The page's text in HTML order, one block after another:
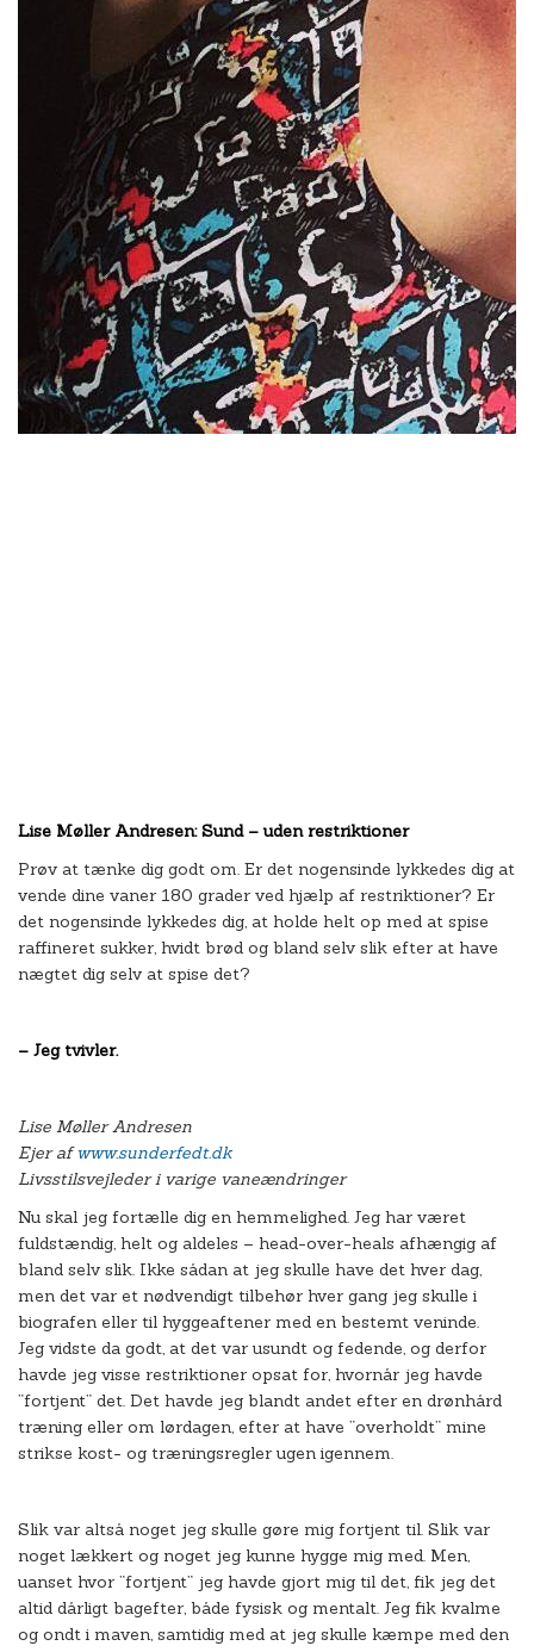
Lise Møller Andresen: Sund – uden restriktioner
Prøv at tænke dig godt om. Er det nogensinde lykkedes dig at
vende dine vaner 180 grader ved hjælp af restriktioner? Er
det nogensinde lykkedes dig, at holde helt op med at spise
raffineret sukker, hvidt brød og bland selv slik efter at have
nægtet dig selv at spise det?
– Jeg tvivler.
Lise Møller Andresen
Ejer afwww.sunderfedt.dk
Livsstilsvejleder i varige vaneændringer
Nu skal jeg fortælle dig en hemmelighed. Jeg har været
fuldstændig, helt og aldeles – head-over-heals afhængig af
bland selv slik. Ikke sådan at jeg skulle have det hver dag,
men det var et nødvendigt tilbehør hver gang jeg skulle i
biografen eller til hyggeaftener med en bestemt veninde.
Jeg vidste da godt, at det var usundt og fedende, og derfor
havde jeg visse restriktioner opsat for, hvornår jeg havde
”fortjent” det. Det havde jeg blandt andet efter en drønhård
træning eller om lørdagen, efter at have ”overholdt” mine
strikse kost- og træningsregler ugen igennem.
Slik var altså noget jeg skulle gøre mig fortjent til. Slik var
noget lækkert og noget jeg kunne hygge mig med. Men,
uanset hvor ”fortjent” jeg havde gjort mig til det, fik jeg det
altid dårligt bagefter, både fysisk og mentalt. Jeg fik kvalme
og ondt i maven, samtidig med at jeg skulle kæmpe med den